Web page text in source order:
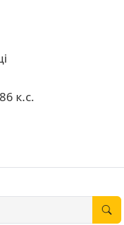
к.с.